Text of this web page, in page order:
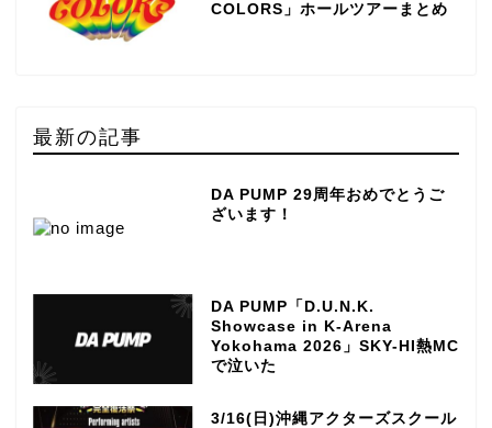
COLORS」ホールツアーまとめ
最新の記事
DA PUMP 29周年おめでとうご
ざいます！
DA PUMP「D.U.N.K.
Showcase in K-Arena
Yokohama 2026」SKY-HI熱MC
で泣いた
3/16(日)沖縄アクターズスクール